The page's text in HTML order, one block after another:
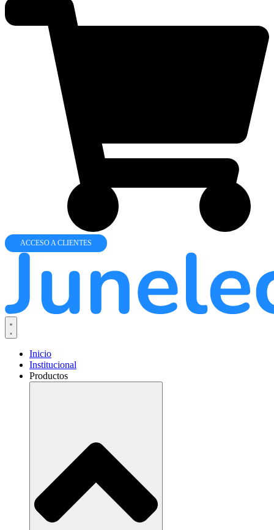
ACCESO A CLIENTES
Inicio
Institucional
Productos